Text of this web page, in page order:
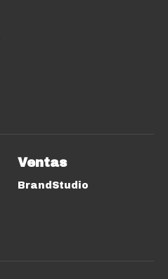
Ventas
BrandStudio